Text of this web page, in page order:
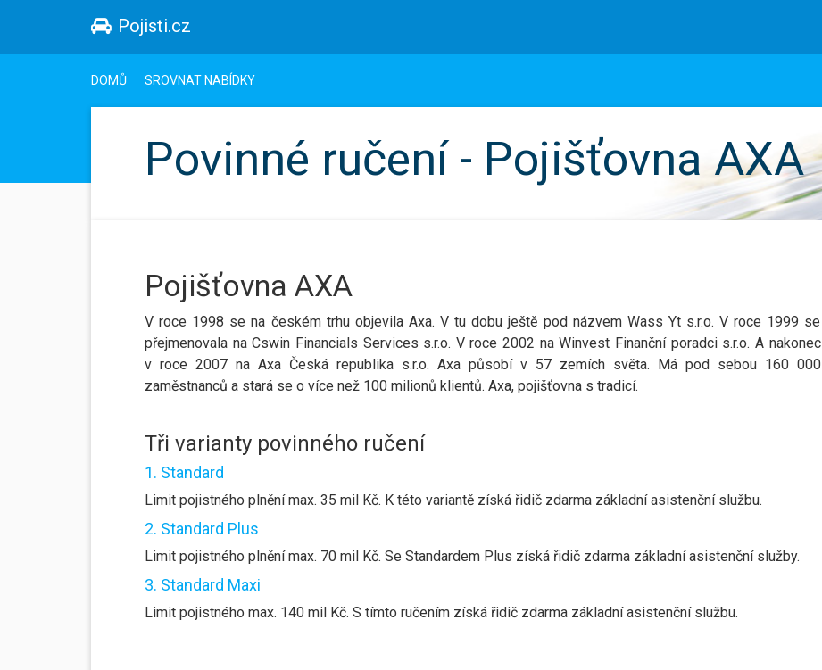
Pojisti.cz
DOMŮ SROVNAT NABÍDKY
Povinné ručení - Pojišťovna AXA
Pojišťovna AXA
V roce 1998 se na českém trhu objevila Axa. V tu dobu ještě pod názvem Wass Yt s.r.o. V roce 1999 se
přejmenovala na Cswin Financials Services s.r.o. V roce 2002 na Winvest Finanční poradci s.r.o. A nakonec
v roce 2007 na Axa Česká republika s.r.o. Axa působí v 57 zemích světa. Má pod sebou 160 000
zaměstnanců a stará se o více než 100 milionů klientů. Axa, pojišťovna s tradicí.
Tři varianty povinného ručení
1. Standard
Limit pojistného plnění max. 35 mil Kč. K této variantě získá řidič zdarma základní asistenční službu.
2. Standard Plus
Limit pojistného plnění max. 70 mil Kč. Se Standardem Plus získá řidič zdarma základní asistenční služby.
3. Standard Maxi
Limit pojistného max. 140 mil Kč. S tímto ručením získá řidič zdarma základní asistenční službu.